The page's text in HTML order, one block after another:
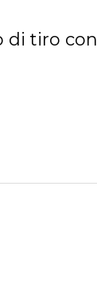
di tiro con